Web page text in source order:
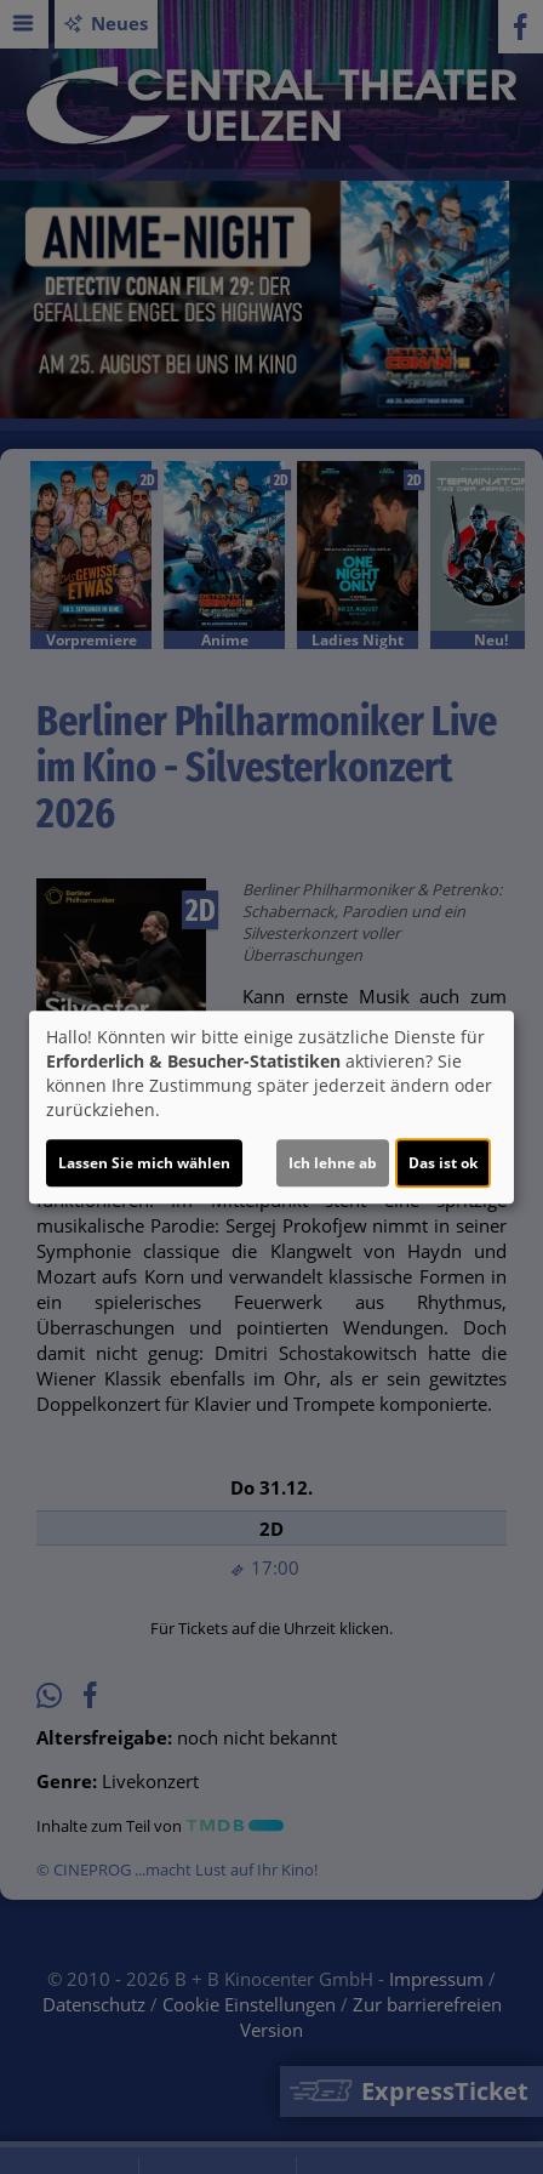
ExpressTicket
Neues
2D
Vorpremiere
2D
Anime
2D
Ladies Night Neu!
Berliner Philharmoniker Live
im Kino - Silvesterkonzert
2026
2D
Konzerterlebnis
Berliner Philharmoniker & Petrenko:
Schabernack, Parodien und ein
Silvesterkonzert voller
Überraschungen
Kann ernste Musik auch zum
Beim Silvesterkonzert 2026
zeigen die Berliner
Philharmoniker unter
dass selbst große Traditionen
mit Augenzwinkern
funktionieren. Im Mittelpunkt steht eine spritzige
musikalische Parodie: Sergej Prokofjew nimmt in seiner
Symphonie classique die Klangwelt von Haydn und
Mozart aufs Korn und verwandelt klassische Formen in
ein spielerisches Feuerwerk aus Rhythmus,
Überraschungen und pointierten Wendungen. Doch
damit nicht genug: Dmitri Schostakowitsch hatte die
Wiener Klassik ebenfalls im Ohr, als er sein gewitztes
Doppelkonzert für Klavier und Trompete komponierte.
Do 31.12.
17:00
2D
Für Tickets auf die Uhrzeit klicken.
Altersfreigabe: noch nicht bekannt
Genre: Livekonzert
Inhalte zum Teil von
© CINEPROG ...macht Lust auf Ihr Kino!
© 2010 - 2026 B + B Kinocenter GmbH - Impressum /
Datenschutz/ Cookie Einstellungen / Zur barrierefreien
Version
Hallo! Könnten wir bitte einige zusätzliche Dienste für
Erforderlich & Besucher-Statistiken aktivieren? Sie
können Ihre Zustimmung später jederzeit ändern oder
zurückziehen.
Lassen Sie mich wählen Ich lehne ab Das ist ok